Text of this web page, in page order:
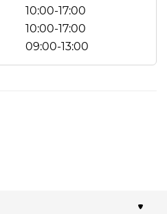
10:00-17:00
10:00-17:00
09:00-13:00